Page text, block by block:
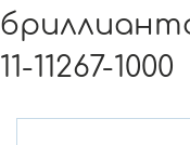
11-11267-1000